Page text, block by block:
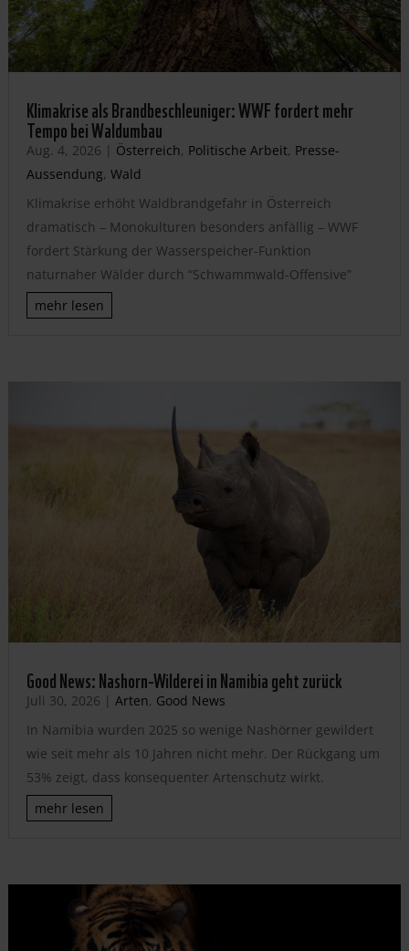
Klimakrise als Brandbeschleuniger: WWF fordert mehr
Tempo bei Waldumbau
Aug. 4, 2026 | Österreich, Politische Arbeit, Presse-
Aussendung, Wald
Klimakrise erhöht Waldbrandgefahr in Österreich
dramatisch – Monokulturen besonders anfällig – WWF
fordert Stärkung der Wasserspeicher-Funktion
naturnaher Wälder durch “Schwammwald-Offensive”
mehr lesen
Good News: Nashorn-Wilderei in Namibia geht zurück
Juli 30, 2026 | Arten, Good News
In Namibia wurden 2025 so wenige Nashörner gewildert
wie seit mehr als 10 Jahren nicht mehr. Der Rückgang um
53% zeigt, dass konsequenter Artenschutz wirkt.
mehr lesen